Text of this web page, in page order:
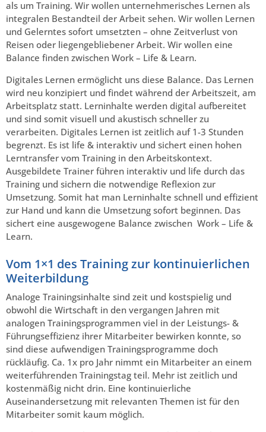
als um Training. Wir wollen unternehmerisches Lernen als
integralen Bestandteil der Arbeit sehen. Wir wollen Lernen
und Gelerntes sofort umsetzten – ohne Zeitverlust von
Reisen oder liegengebliebener Arbeit. Wir wollen eine
Balance finden zwischen Work – Life & Learn.
Digitales Lernen ermöglicht uns diese Balance. Das Lernen
wird neu konzipiert und findet während der Arbeitszeit, am
Arbeitsplatz statt. Lerninhalte werden digital aufbereitet
und sind somit visuell und akustisch schneller zu
verarbeiten. Digitales Lernen ist zeitlich auf 1-3 Stunden
begrenzt. Es ist life & interaktiv und sichert einen hohen
Lerntransfer vom Training in den Arbeitskontext.
Ausgebildete Trainer führen interaktiv und life durch das
Training und sichern die notwendige Reflexion zur
Umsetzung. Somit hat man Lerninhalte schnell und effizient
zur Hand und kann die Umsetzung sofort beginnen. Das
sichert eine ausgewogene Balance zwischen Work – Life &
Learn.
Vom 1×1 des Training zur kontinuierlichen
Weiterbildung
Analoge Trainingsinhalte sind zeit und kostspielig und
obwohl die Wirtschaft in den vergangen Jahren mit
analogen Trainingsprogrammen viel in der Leistungs- &
Führungseffizienz ihrer Mitarbeiter bewirken konnte, so
sind diese aufwendigen Trainingsprogramme doch
rückläufig. Ca. 1x pro Jahr nimmt ein Mitarbeiter an einem
weiterführenden Trainingstag teil. Mehr ist zeitlich und
kostenmäßig nicht drin. Eine kontinuierliche
Auseinandersetzung mit relevanten Themen ist für den
Mitarbeiter somit kaum möglich.